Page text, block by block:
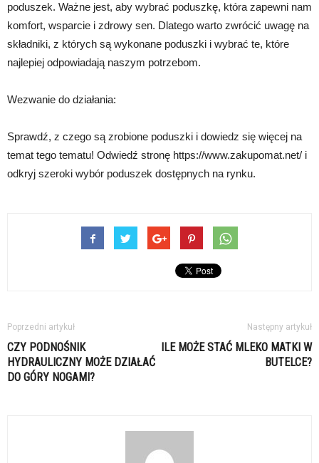
poduszek. Ważne jest, aby wybrać poduszkę, która zapewni nam
komfort, wsparcie i zdrowy sen. Dlatego warto zwrócić uwagę na
składniki, z których są wykonane poduszki i wybrać te, które
najlepiej odpowiadają naszym potrzebom.
Wezwanie do działania:
Sprawdź, z czego są zrobione poduszki i dowiedz się więcej na
temat tego tematu! Odwiedź stronę https://www.zakupomat.net/ i
odkryj szeroki wybór poduszek dostępnych na rynku.
Poprzedni artykuł
CZY PODNOŚNIK
HYDRAULICZNY MOŻE DZIAŁAĆ
DO GÓRY NOGAMI?
Następny artykuł
ILE MOŻE STAĆ MLEKO MATKI W
BUTELCE?